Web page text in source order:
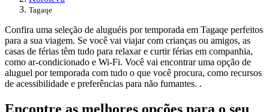
Tagaqe
Confira uma seleção de aluguéis por temporada em Tagaqe perfeitos
para a sua viagem. Se você vai viajar com crianças ou amigos, as
casas de férias têm tudo para relaxar e curtir férias em companhia,
como ar-condicionado e Wi-Fi. Você vai encontrar uma opção de
aluguel por temporada com tudo o que você procura, como recursos
de acessibilidade e preferências para não fumantes. .